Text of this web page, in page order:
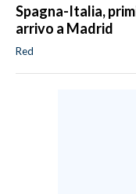
Spagna-Italia,
arrivo a Madrid
Red